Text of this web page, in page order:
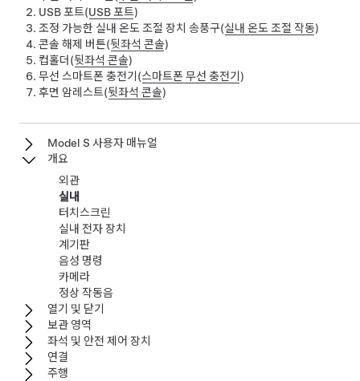
USB 포트(USB 포트)
조정 가능한 실내 온도 조절 장치 송풍구(실내 온도 조절 작동)
콘솔 해제 버튼(뒷좌석 콘솔)
컵홀더(뒷좌석 콘솔)
무선 스마트폰 충전기(스마트폰 무선 충전기 )
후면 암레스트(뒷좌석 콘솔)
Model S 사용자 매뉴얼
개요
외관
실내
터치스크린
실내 전자 장치
계기판
음성 명령
카메라
정상 작동음
열기 및 닫기
보관 영역
좌석 및 안전 제어 장치
연결
주행